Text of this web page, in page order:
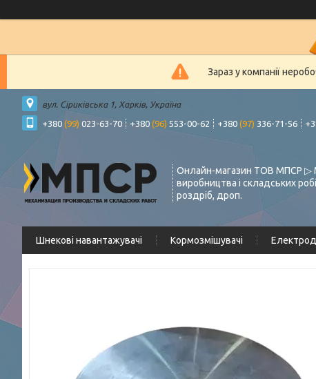
Зараз у компанії
вул. Сіриківська 1, Харків, Україна
+380 (99) 023-63-70 +380 (96) 553-00-62 +380 (97) 336-71-56
Онлайн-магазин ТОВ МПСР ▷
виробництва і складських
роздріб, дроп.
Шнекові навантажувачі Кормозмішувачі